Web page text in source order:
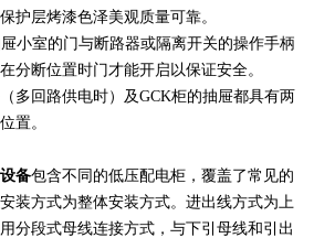
护层烤漆色泽美观质量可靠。
小室的门与断路器或隔离开关的操作手柄
分断位置时门才能开启以保证安全。
多回路供电时）及GCK柜的抽屉都具有两
置。
备包含不同的低压配电柜，覆盖了常见的
装方式为整体安装方式。进出线方式为上
分段式母线连接方式，与下引母线和引出